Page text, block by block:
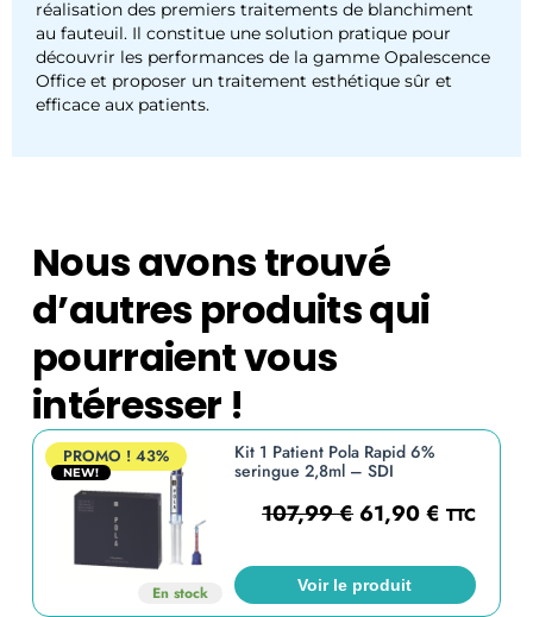
réalisation des premiers traitements de blanchiment
au fauteuil. Il constitue une solution pratique pour
découvrir les performances de la gamme Opalescence
Office et proposer un traitement esthétique sûr et
efficace aux patients.
Nous avons trouvé
d’autres produits qui
pourraient vous
intéresser !
PROMO ! 43%
NEW!
En stock
Kit 1 Patient Pola Rapid 6%
seringue 2,8ml – SDI
107,99€ 61,90€ TTC
Voir le produit